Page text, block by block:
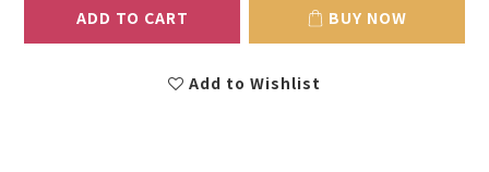
ADD TO CART BUY NOW
Add to Wishlist